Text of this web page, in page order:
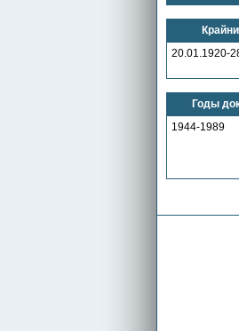
20.01.1920-
Годы
1944-1989